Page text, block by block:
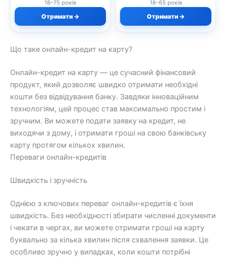
18–75 років
Отримати →
18–65 років
Отримати →
Що таке онлайн-кредит на карту?
Онлайн-кредит на карту — це сучасний фінансовий
продукт, який дозволяє швидко отримати необхідні
кошти без відвідування банку. Завдяки інноваційним
технологіям, цей процес став максимально простим і
зручним. Ви можете подати заявку на кредит, не
виходячи з дому, і отримати гроші на свою банківську
карту протягом кількох хвилин.
Переваги онлайн-кредитів
Швидкість і зручність
Однією з ключових переваг онлайн-кредитів є їхня
швидкість. Без необхідності збирати численні документи
і чекати в чергах, ви можете отримати гроші на карту
буквально за кілька хвилин після схвалення заявки. Це
особливо зручно у випадках, коли кошти потрібні